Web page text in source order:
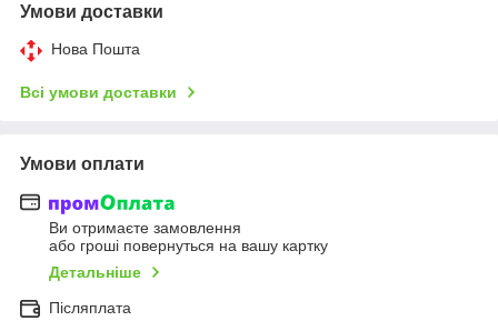
Умови доставки
Нова Пошта
Всі умови доставки
Умови оплати
Ви отримаєте замовлення
або гроші повернуться на вашу картку
Детальніше
Післяплата